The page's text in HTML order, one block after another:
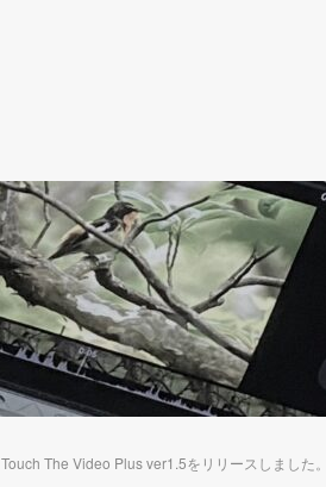
Touch The Video Plus ver1.5をリリースしました。